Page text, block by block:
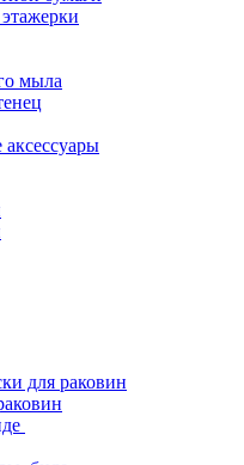
мыла
для раковин